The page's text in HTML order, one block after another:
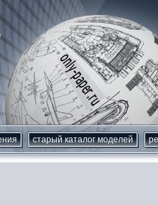
старый каталог моделей